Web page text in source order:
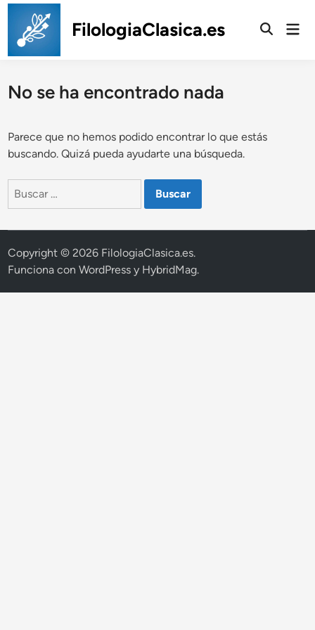
Saltar
contenido
FilologiaClasica.es
No se ha encontrado nada
Parece que no hemos podido encontrar lo que estás
buscando. Quizá pueda ayudarte una búsqueda.
Buscar:
Copyright © 2026 FilologiaClasica.es.
Funciona conWordPress y HybridMag.